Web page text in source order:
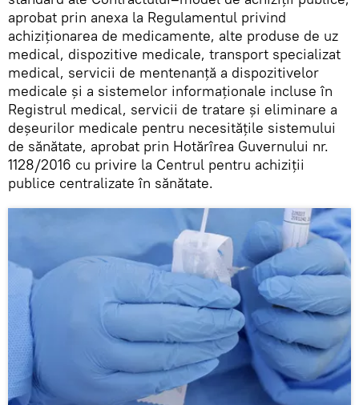
aprobat prin anexa la Regulamentul privind
achiziționarea de medicamente, alte produse de uz
medical, dispozitive medicale, transport specializat
medical, servicii de mentenanță a dispozitivelor
medicale și a sistemelor informaționale incluse în
Registrul medical, servicii de tratare și eliminare a
deșeurilor medicale pentru necesităţile sistemului
de sănătate, aprobat prin Hotărîrea Guvernului nr.
1128/2016 cu privire la Centrul pentru achiziții
publice centralizate în sănătate.